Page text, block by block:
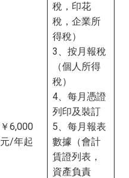
￥6,000
元/年起
稅，印花
稅，企業所
得稅）
3、按月報稅
（個人所得
稅）
4、每月憑證
列印及裝訂
5、每月報表
數據（會計
賃證列表，
資產負責